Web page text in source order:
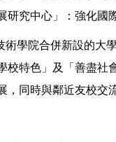
究中心」：強化國
學院合併新設的
特色」及「善盡
同時與鄰近友校交